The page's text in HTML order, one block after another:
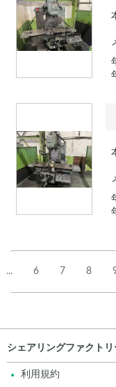
... 6 7 8
シェアリングファクト
利用規約